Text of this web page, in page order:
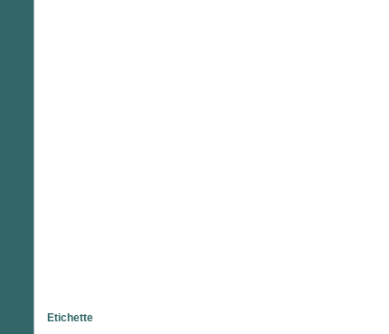
Etichette